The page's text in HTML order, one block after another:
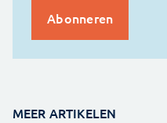
MEER ARTIKELEN